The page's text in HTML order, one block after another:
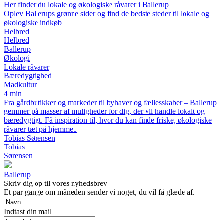
Her finder du lokale og økologiske råvarer i Ballerup
Oplev Ballerups grønne sider og find de bedste steder til lokale og
økologiske indkøb
Helbred
Helbred
Ballerup
Økologi
Lokale råvarer
Bæredygtighed
Madkultur
4 min
Fra gårdbutikker og markeder til byhaver og fællesskaber – Ballerup
gemmer på masser af muligheder for dig, der vil handle lokalt og
bæredygtigt. Få inspiration til, hvor du kan finde friske, økologiske
råvarer tæt på hjemmet.
Tobias Sørensen
Tobias
Sørensen
Ballerup
Skriv dig op til vores nyhedsbrev
Et par gange om måneden sender vi noget, du vil få glæde af.
Indtast din mail